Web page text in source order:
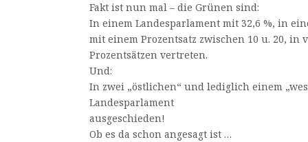
Fakt ist nun mal – die Grünen sind:
In einem Landesparlament mit 32,6 %, in
mit einem Prozentsatz zwischen 10 u. 20, in
Prozentsätzen vertreten.
Und:
In zwei „östlichen“ und lediglich einem
Landesparlament
ausgeschieden!
Ob es da schon angesagt ist …